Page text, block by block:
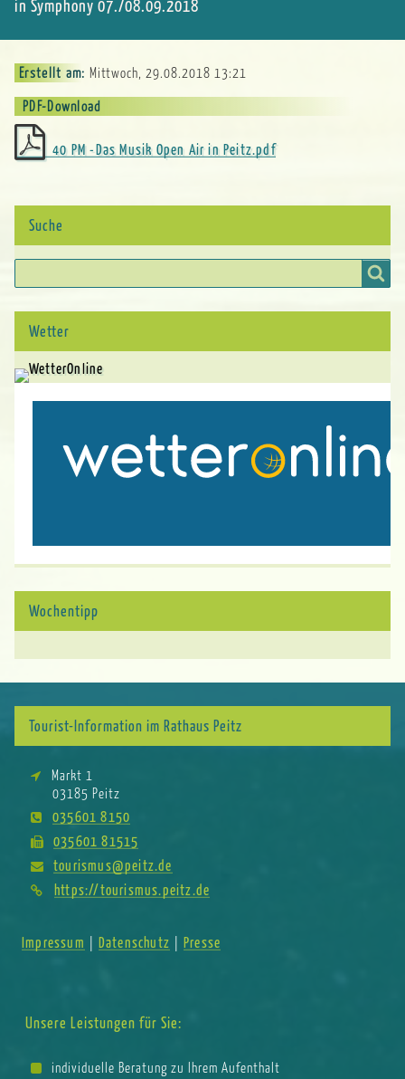
in Symphony 07./08.09.2018
Erstellt am Mittwoch, 29.08.2018 13:21
PDF-Download
40 PM -Das Musik Open Air in Peitz.pdf
Suche
Wetter
Wochentipp
Tourist-Information im Rathaus Peitz
Markt 1
03185 Peitz
035601 8150
035601 81515
tourismus@peitz.de
https://tourismus.peitz.de
Impressum Datenschutz |Presse
Unsere Leistungen für Sie:
individuelle Beratung zu Ihrem Aufenthalt